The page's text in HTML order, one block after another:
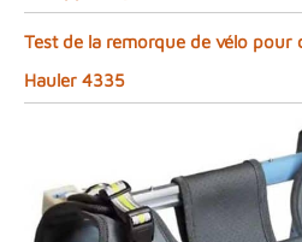
Test de la remorque de vélo pour
Hauler 4335